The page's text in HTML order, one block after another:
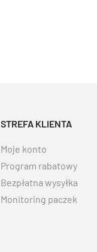
STREFA KLIENTA
Moje konto
Program rabatowy
Bezpłatna wysyłka
Monitoring paczek